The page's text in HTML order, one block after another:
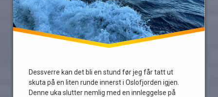
Dessverre kan det bli en stund før jeg får tatt ut
skuta på en liten runde innerst i Oslofjorden igjen.
Denne uka slutter nemlig med en innleggelse på